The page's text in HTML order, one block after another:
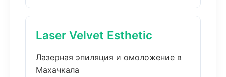
Laser Velvet Esthetic
Лазерная эпиляция и омоложение в
Махачкала